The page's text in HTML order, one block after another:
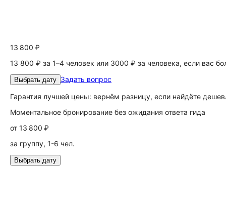
13 800 ₽
13 800 ₽ за 1–4 человек или 3000 ₽ за человека, если вас
Выбрать дату Задать вопрос
Гарантия лучшей цены: вернём разницу, если найдёте
Моментальное бронирование без ожидания ответа гида
от 13 800 ₽
за группу, 1-6 чел.
Выбрать дату